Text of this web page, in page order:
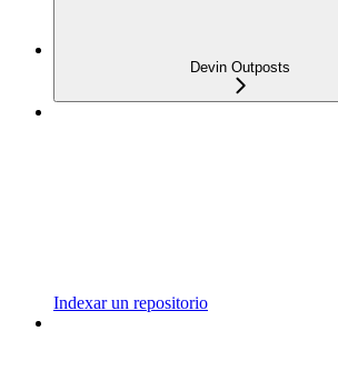
Devin Outposts
Indexar un repositorio